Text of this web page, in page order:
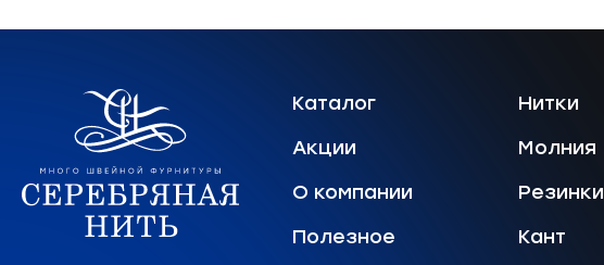
Каталог
Акции
О компании
Полезное
Нитки
Молния
Резинки
Кант